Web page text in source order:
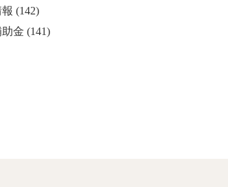
(142)
金 (141)